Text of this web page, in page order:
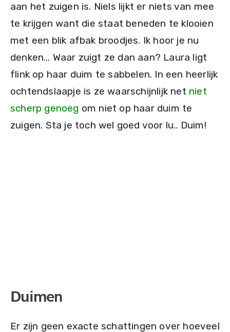
aan het zuigen is. Niels lijkt er niets van mee
te krijgen want die staat beneden te klooien
met een blik afbak broodjes. Ik hoor je nu
denken… Waar zuigt ze dan aan? Laura ligt
flink op haar duim te sabbelen. In een heerlijk
ochtendslaapje is ze waarschijnlijk net niet
scherp genoeg om niet op haar duim te
zuigen. Sta je toch wel goed voor lu.. Duim!
Duimen
Er zijn geen exacte schattingen over hoeveel